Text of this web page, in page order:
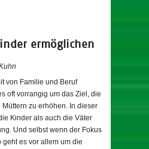
ermöglichen
von Familie und Beruf
oft vorrangig um das Ziel, die
zu erhöhen. In dieser
Kinder als auch die Väter
Und selbst wenn der Fokus
geht es vor allem um die